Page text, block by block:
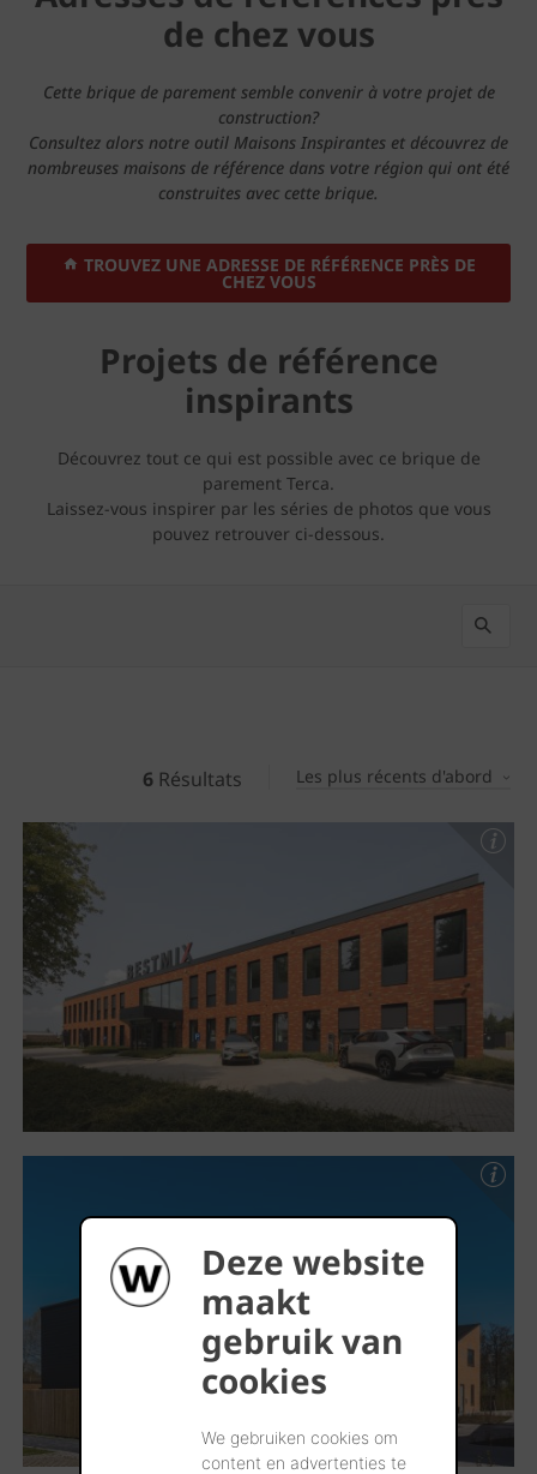
Deze website
maakt
gebruik van
cookies
We gebruiken cookies om
content en advertenties te
de chez vous
Cette brique de parement semble convenir à votre projet de
construction?
Consultez alors notre outil Maisons Inspirantes et découvrez de
nombreuses maisons de référence dans votre région qui ont été
construites avec cette brique.
TROUVEZ UNE ADRESSE DE RÉFÉRENCE PRÈS DE
CHEZ VOUS
Projets de référence
inspirants
Découvrez tout ce qui est possible avec ce brique de
parement Terca.
Laissez-vous inspirer par les séries de photos que vous
pouvez retrouver ci-dessous.
6 Résultats Les plus récents d'abord